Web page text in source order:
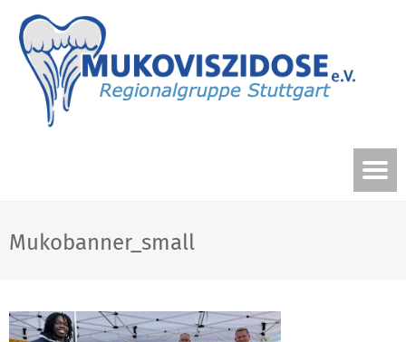
Mukobanner_small